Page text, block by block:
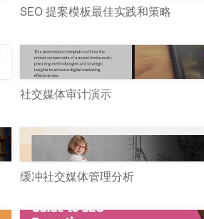
SEO 提案模板最佳实践和策略
社交媒体审计演示
缓冲社交媒体管理分析